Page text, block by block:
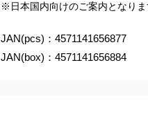
※日本国内向けのご案内となりま
JAN(pcs)：4571141656877
JAN(box)：4571141656884